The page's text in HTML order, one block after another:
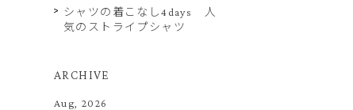
シャツの着こなし4days 人
気のストライプシャツ
ARCHIVE
Aug, 2026